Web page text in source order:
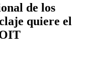
de los
quiere el